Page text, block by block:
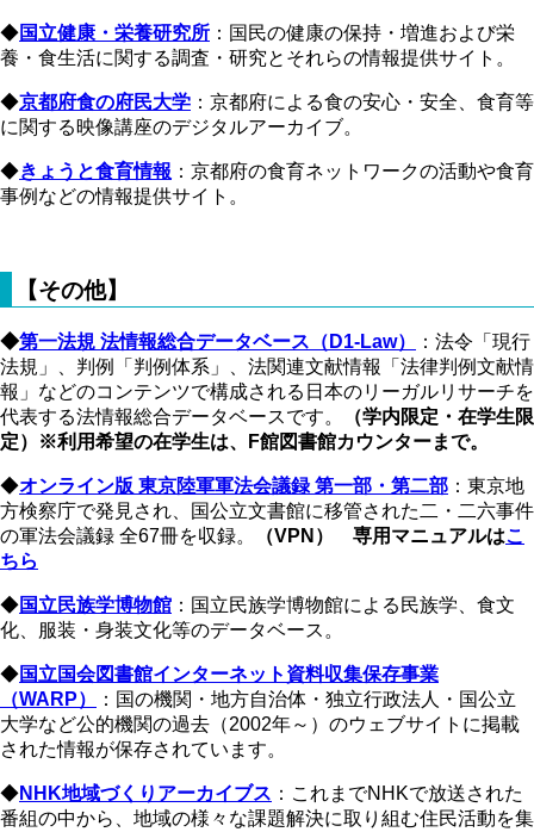
◆国立健康・栄養研究所 ：国民の健康の保持・増進および栄
養・食生活に関する調査・研究とそれらの情報提供サイト。
◆京都府食の府民大学 ：京都府による食の安心・安全、食育等
に関する映像講座のデジタルアーカイブ。
◆きょうと食育情報 ：京都府の食育ネットワークの活動や食育
事例などの情報提供サイト。
【その他】
◆第一法規 法情報総合データベース（D1-Law）
：法令「現行
法規」、判例「判例体系」、法関連文献情報「法律判例文献情
報」などのコンテンツで構成される日本のリーガルリサーチを
代表する法情報総合データベースです。
（学内限定・在学生限
定）※利用希望の在学生は、F館図書館カウンターまで。
◆オンライン版 東京陸軍軍法会議録 第一部・第二部 ：東京地
方検察庁で発見され、国公立文書館に移管された二・二六事件
の軍法会議録 全67冊を収録。
（VPN） 専用マニュアルはこ
ちら
◆国立民族学博物館 ：国立民族学博物館による民族学、食文
化、服装・身装文化等のデータベース。
◆国立国会図書館インターネット資料収集保存事業
（WARP）
：国の機関・地方自治体・独立行政法人・国公立
大学など公的機関の過去（2002年～）​​​​​​のウェブサイトに掲載
された情報が保存されています。​​​​​​
◆NHK地域づくりアーカイブス ：これまでNHKで放送された
番組の中から、地域の様々な課題解決に取り組む住民活動を集